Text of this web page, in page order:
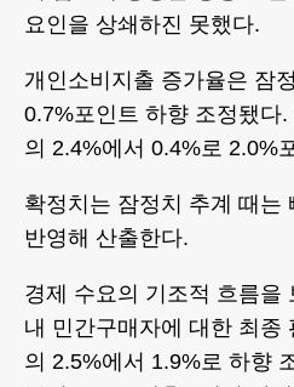
요인을 상쇄하진 못했다.
개인소비지출 증가율은 잠
0.7%포인트 하향 조정됐다.
의 2.4%에서 0.4%로 2.0%
확정치는 잠정치 추계 때는
반영해 산출한다.
경제 수요의 기조적 흐름을
내 민간구매자에 대한 최종
의 2.5%에서 1.9%로 하향